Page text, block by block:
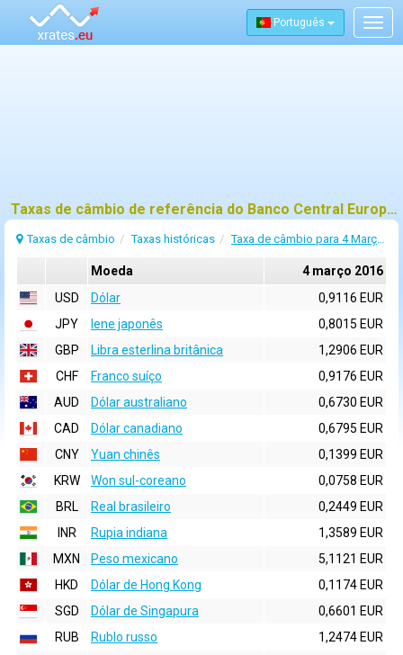
Português
Taxas de câmbio de referência do Banco Central Europeu (BCE) para 4 março 2016
Taxas de câmbio Taxas históricas Taxa de câmbio para 4 Março 2016
Moeda
4 março 2016
USD
Dólar
0,9116 EUR
JPY
Iene japonês
0,8015 EUR
GBP
Libra esterlina britânica
1,2906 EUR
CHF
Franco suíço
0,9176 EUR
AUD
Dólar australiano
0,6730 EUR
CAD
Dólar canadiano
0,6795 EUR
CNY
Yuan chinês
0,1399 EUR
KRW
Won sul-coreano
0,0758 EUR
BRL
Real brasileiro
0,2449 EUR
INR
Rupia indiana
1,3589 EUR
MXN
Peso mexicano
5,1121 EUR
HKD
Dólar de Hong Kong
0,1174 EUR
SGD
Dólar de Singapura
0,6601 EUR
RUB
Rublo russo
1,2474 EUR